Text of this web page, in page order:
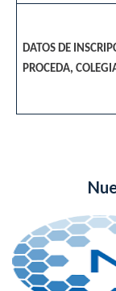
DATOS DE
PROCEDA,